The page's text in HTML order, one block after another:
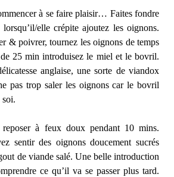
à se faire plaisir… Faites fondre
elle crépite ajoutez les oignons.
& poivrer, tournez les oignons de temps
25 min introduisez le miel et le bovril.
anglaise, une sorte de viandox
pas trop saler les oignons car le bovril
soi.
reposer à feux doux pendant 10 mins.
sentir des oignons doucement sucrés
de viande salé. Une belle introduction
ce qu’il va se passer plus tard.